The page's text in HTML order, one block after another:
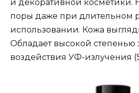
и декоративной косметики.
поры даже при длительном
использовании. Кожа
Обладает высокой степенью
воздействия УФ-излучения